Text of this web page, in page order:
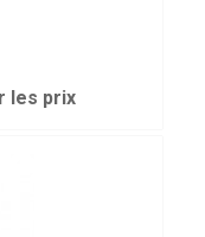
les prix